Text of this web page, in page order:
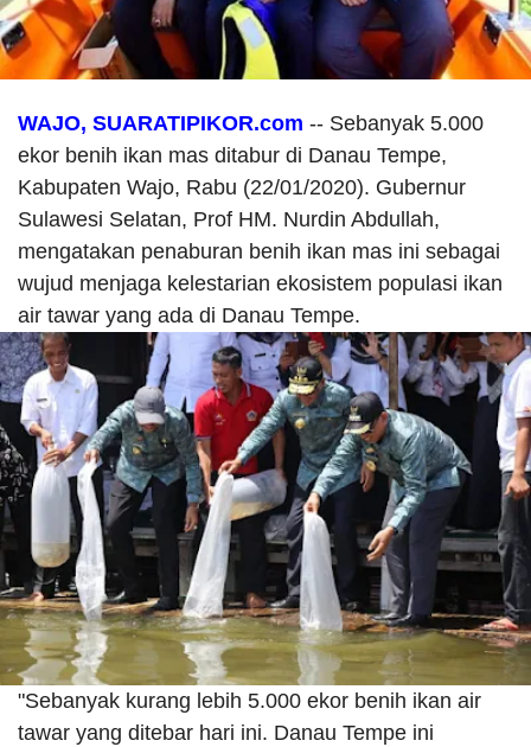
WAJO, SUARATIPIKOR.com -- Sebanyak 5.000
ekor benih ikan mas ditabur di Danau Tempe,
Kabupaten Wajo, Rabu (22/01/2020). Gubernur
Sulawesi Selatan, Prof HM. Nurdin Abdullah,
mengatakan penaburan benih ikan mas ini sebagai
wujud menjaga kelestarian ekosistem populasi ikan
air tawar yang ada di Danau Tempe.
"Sebanyak kurang lebih 5.000 ekor benih ikan air
tawar yang ditebar hari ini. Danau Tempe ini